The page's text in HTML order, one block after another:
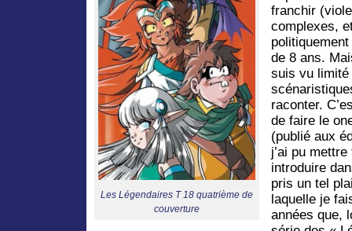
Les Légendaires T 18 quatrième de
couverture
franchir
complexes,
de 8 ans.
suis vu
raconter.
de faire le
(publié aux
j’ai pu
introduire
pris un tel
laquelle je
années que,